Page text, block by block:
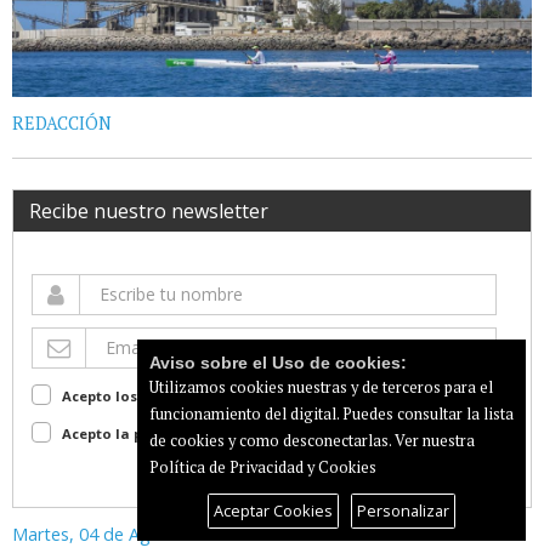
REDACCIÓN
Recibe nuestro newsletter
Acepto los terminos de usoVer
Acepto la política de privacidad
Martes, 04 de Agosto de 2026
Aviso sobre el Uso de cookies:
Utilizamos cookies nuestras y de terceros para el
funcionamiento del digital. Puedes consultar la lista
de cookies y como desconectarlas.Ver nuestra
Política de Privacidad y Cookies
Aceptar Cookies Personalizar